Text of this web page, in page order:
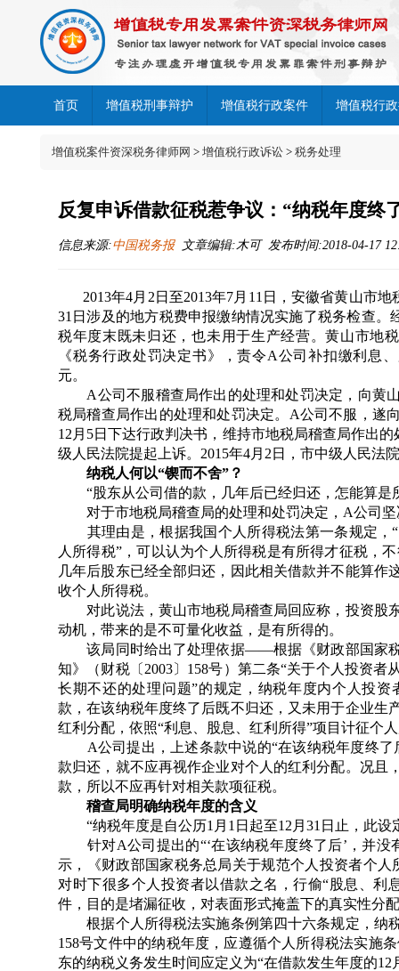
首页 增值税刑事辩护 增值税行政案件 增值税行
增值税案件资深税务律师网 > 增值税行政诉讼 > 税务处理
反复申诉借款征税惹争议：“纳税年度终
信息来源:中国税务报文章编辑:木可 发布时间:2018-04-17
2013年4月2日至2013年7月11日，安徽省黄山市
31日涉及的地方税费申报缴纳情况实施了税务检查
税年度末既未归还，也未用于生产经营。黄山市地
《税务行政处罚决定书》，责令A公司补扣缴利息
元。
A公司不服稽查局作出的处理和处罚决定，向黄
税局稽查局作出的处理和处罚决定。A公司不服，遂
12月5日下达行政判决书，维持市地税局稽查局作出
级人民法院提起上诉。2015年4月2日，市中级人民
纳税人何以“锲而不舍”？
“股东从公司借的款，几年后已经归还，怎能
对于市地税局稽查局的处理和处罚决定，A公司坚
其理由是，根据我国个人所得税法第一条规定，“
人所得税”，可以认为个人所得税是有所得才征税，
几年后股东已经全部归还，因此相关借款并不能算
收个人所得税。
对此说法，黄山市地税局稽查局回应称，投资股
动机，带来的是不可量化收益，是有所得的。
该局同时给出了处理依据——根据《财政部国家税
知》（财税〔2003〕158号）第二条“关于个人投资
长期不还的处理问题”的规定，纳税年度内个人投
款，在该纳税年度终了后既不归还，又未用于企业生
红利分配，依照“利息、股息、红利所得”项目计征
A公司提出，上述条款中说的“在该纳税年度终了
款归还，就不应再视作企业对个人的红利分配。况且
款，所以不应再针对相关款项征税。
稽查局明确纳税年度的含义
“纳税年度是自公历1月1日起至12月31日止，此
针对A公司提出的“‘在该纳税年度终了后’，并没
示，《财政部国家税务总局关于规范个人投资者个
对时下很多个人投资者以借款之名，行偷“股息、利
件，目的是堵漏征收，对表面形式掩盖下的真实性
根据个人所得税法实施条例第四十六条规定，纳税
158号文件中的纳税年度，应遵循个人所得税法实施
东的纳税义务发生时间应定义为“在借款发生年度的